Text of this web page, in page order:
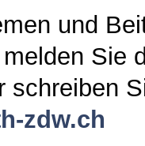
und
Sie
schreiben
zdw.ch